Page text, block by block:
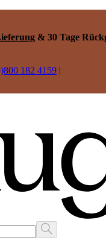
& 30 Tage
182 4159 |